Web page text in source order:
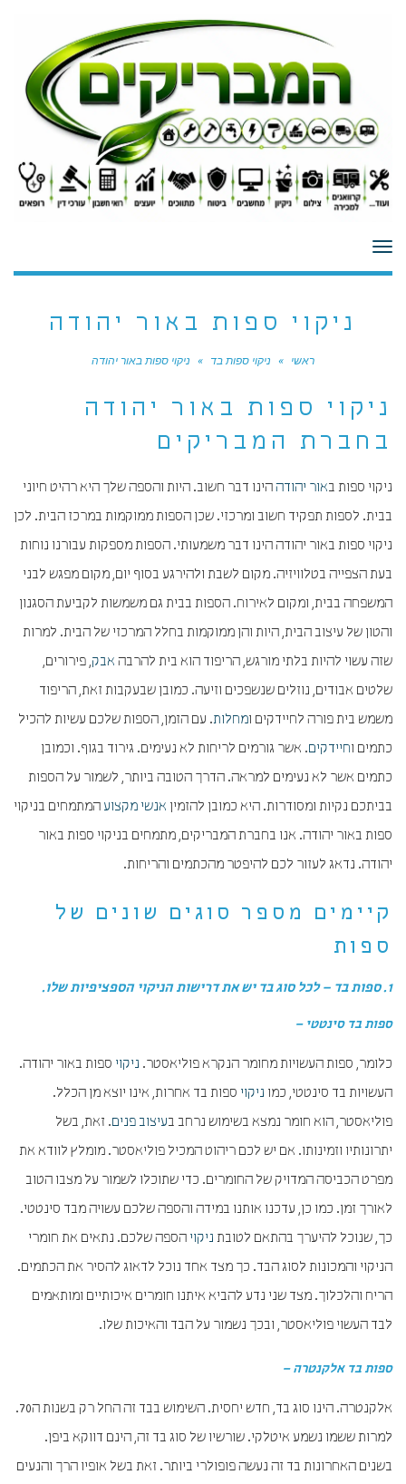
תפריט
ניקוי ספות באור יהודה
ראשי » ניקוי ספות בד » ניקוי ספות באור יהודה
ניקוי ספות באור יהודה
בחברת המבריקים
ניקוי ספות באור יהודההינו דבר חשוב. היות והספה שלך היא רהיט חיוני
בבית. לספות תפקיד חשוב ומרכזי. שכן הספות ממוקמות במרכז הבית. לכן
ניקוי ספות באור יהודה הינו דבר משמעותי. הספות מספקות עבורנו נוחות
בעת הצפייה בטלוויזיה. מקום לשבת ולהירגע בסוף יום, מקום מפגש לבני
המשפחה בבית, ומקום לאירוח. הספות בבית גם משמשות לקביעת הסגנון
והטון של עיצוב הבית, היות והן ממוקמות בחלל המרכזי של הבית. למרות
שזה עשוי להיות בלתי מורגש, הריפוד הוא בית להרבה אבק, פירורים,
שלטים אבודים, נוזלים שנשפכים וזיעה. כמובן שבעקבות זאת, הריפוד
משמש בית פורה לחיידקים ומחלות. עם הזמן, הספות שלכם עשיות להכיל
כתמים וחיידקים. אשר גורמים לריחות לא נעימים. גירוד בגוף. וכמובן
כתמים אשר לא נעימים למראה. הדרך הטובה ביותר, לשמור על הספות
בביתכם נקיות ומסודרות. היא כמובן להזמין אנשי מקצוע המתמחים בניקוי
ספות באור יהודה. אנו בחברת המבריקים, מתמחים בניקוי ספות באור
יהודה. נדאג לעזור לכם להיפטר מהכתמים והריחות.
קיימים מספר סוגים שונים של
ספות
1. ספות בד – לכל סוג בד יש את דרישות הניקוי הספציפיות שלו.
ספות בד סינטטי –
כלומר, ספות העשויות מחומר הנקרא פוליאסטר. ניקוי ספות באור יהודה.
העשויות בד סינטטי, כמו ניקוי ספות בד אחרות, אינו יוצא מן הכלל.
פוליאסטר, הוא חומר נמצא בשימוש נרחב בעיצוב פנים. זאת, בשל
יתרונותיו וזמינותו. אם יש לכם ריהוט המכיל פוליאסטר. מומלץ לוודא את
מפרט הכביסה המדויק של החומרים. כדי שתוכלו לשמור על מצבו הטוב
לאורך זמן. כמו כן, עדכנו אותנו במידה והספה שלכם עשויה מבד סינטטי.
כך, שנוכל להיערך בהתאם לטובת ניקוי הספה שלכם. נתאים את חומרי
הניקוי והמכונות לסוג הבד. כך מצד אחד נוכל לדאוג להסיר את הכתמים.
הריח והלכלוך. מצד שני נדע להביא איתנו חומרים איכותיים ומותאמים
לבד העשוי פוליאסטר, ובכך נשמור על הבד והאיכות שלו.
ספות בד אלקנטרה –
אלקנטרה. הינו סוג בד, חדש יחסית. השימוש בבד זה החל רק בשנות ה70.
למרות ששמו נשמע איטלקי. שורשיו של סוג בד זה, הינם דווקא ביפן.
בשנים האחרונות בד זה נעשה פופולרי ביותר. זאת בשל אופיו הרך והנעים